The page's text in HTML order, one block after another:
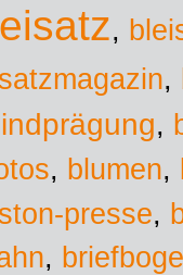
,
,
,
, blumen,
presse,
,